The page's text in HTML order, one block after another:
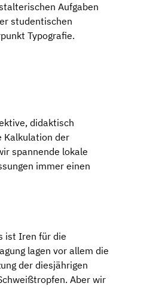
Aufgaben
studentischen
Typografie.
didaktisch
Kalkulation der
spannende lokale
immer einen
ist Iren für die
lagen vor allem die
der diesjährigen
Aber wir